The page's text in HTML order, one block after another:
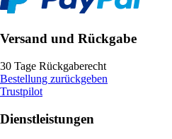
Versand und Rückgabe
30 Tage Rückgaberecht
Bestellung zurückgeben
Trustpilot
Dienstleistungen